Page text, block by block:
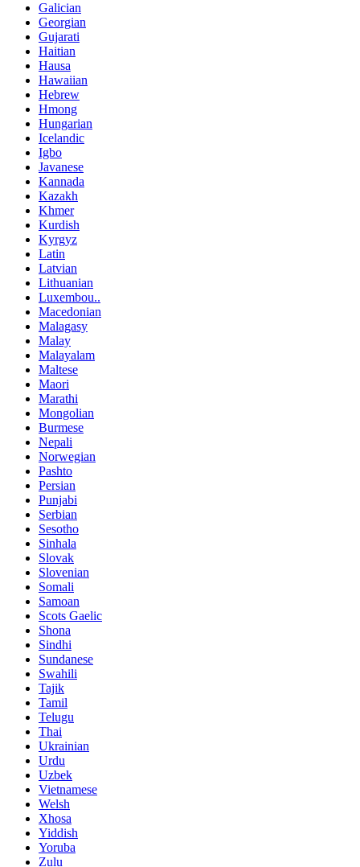
Galician
Georgian
Gujarati
Haitian
Hausa
Hawaiian
Hebrew
Hmong
Hungarian
Icelandic
Igbo
Javanese
Kannada
Kazakh
Khmer
Kurdish
Kyrgyz
Latin
Latvian
Lithuanian
Luxembou..
Macedonian
Malagasy
Malay
Malayalam
Maltese
Maori
Marathi
Mongolian
Burmese
Nepali
Norwegian
Pashto
Persian
Punjabi
Serbian
Sesotho
Sinhala
Slovak
Slovenian
Somali
Samoan
Scots Gaelic
Shona
Sindhi
Sundanese
Swahili
Tajik
Tamil
Telugu
Thai
Ukrainian
Urdu
Uzbek
Vietnamese
Welsh
Xhosa
Yiddish
Yoruba
Zulu